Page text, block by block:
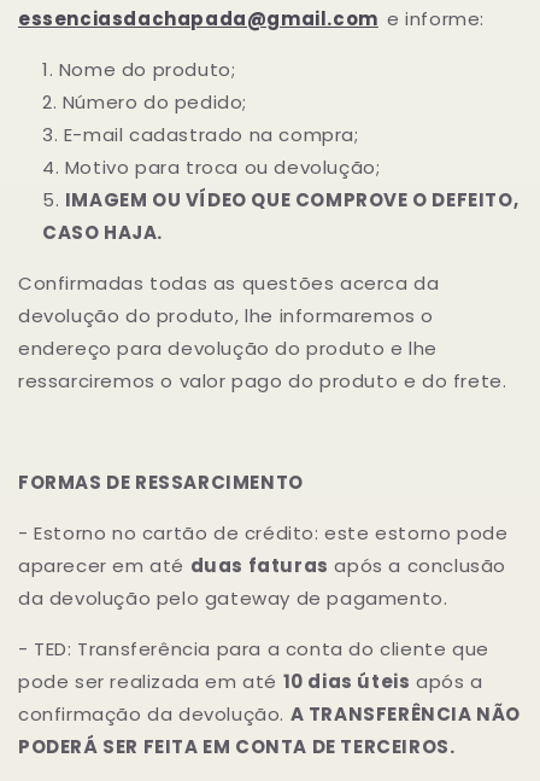
essenciasdachapada@gmail.com e informe:
Nome do produto;
Número do pedido;
E-mail cadastrado na compra;
Motivo para troca ou devolução;
IMAGEM OU VÍDEO QUE COMPROVE O DEFEITO,
CASO HAJA.
Confirmadas todas as questões acerca da
devolução do produto, lhe informaremos o
endereço para devolução do produto e lhe
ressarciremos o valor pago do produto e do frete.
FORMAS DE RESSARCIMENTO
- Estorno no cartão de crédito: este estorno pode
aparecer em até duas faturas após a conclusão
da devolução pelo gateway de pagamento.
- TED: Transferência para a conta do cliente que
pode ser realizada em até 10 dias úteis após a
confirmação da devolução. A TRANSFERÊNCIA NÃO
PODERÁ SER FEITA EM CONTA DE TERCEIROS.